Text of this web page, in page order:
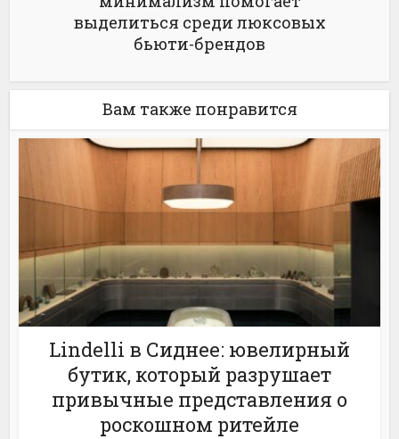
выделиться среди люксовых
бьюти-брендов
Вам также понравится
Lindelli в Сиднее: ювелирный
бутик, который разрушает
привычные представления о
роскошном ритейле